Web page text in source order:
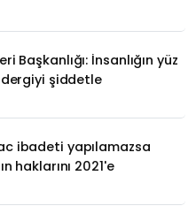
Başkanlığı: İnsanlığın yüz
şiddetle
ibadeti yapılamazsa
haklarını 2021'e